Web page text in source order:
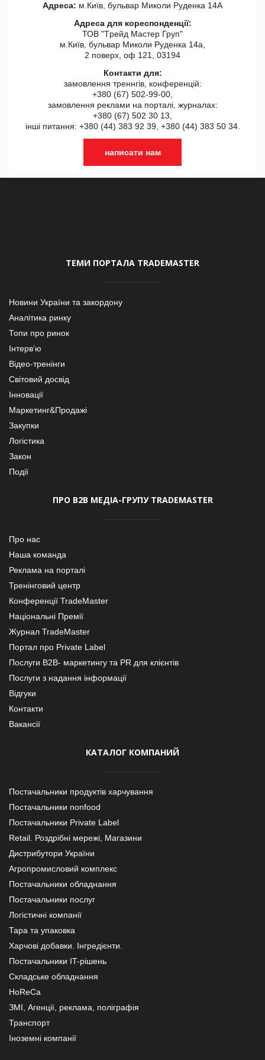
Адреса: м.Київ, бульвар Миколи Руденка 14А
Адреса для кореспонденції:
ТОВ "Tрейд Мастер Груп"
м.Київ, бульвар Миколи Руденка 14а,
2 поверх, оф 121, 03194
Контакти для:
замовлення треннгів, конференцій:
+380 (67) 502-99-00,
замовлення реклами на порталі, журналах:
+380 (67) 502 30 13,
інші питання: +380 (44) 383 92 39, +380 (44) 383 50 34.
написати нам
ТЕМИ ПОРТАЛА TRADEMASTER
Новини України та закордону
Аналітика ринку
Топи про ринок
Інтерв’ю
Відео-тренінги
Світовий досвід
Інновації
Маркетинг&Продажі
Закупки
Логістика
Закон
Події
ПРО В2В МЕДІА-ГРУПУ TRADEMASTER
Про нас
Наша команда
Реклама на порталі
Тренінговий центр
Конференції TradeMaster
Національні Премії
Журнал TradeMaster
Портал про Private Label
Послуги В2В- маркетингу та PR для клієнтів
Послуги з надання інформації
Відгуки
Контакти
Вакансії
КАТАЛОГ КОМПАНИЙ
Постачальники продуктів харчування
Постачальники nonfood
Постачальники Private Label
Retail. Роздрібні мережі, Магазини
Дистрибутори України
Агропромисловий комплекс
Постачальники обладнання
Постачальники послуг
Логістичні компанії
Тара та упаковка
Харчові добавки. Інгредієнти.
Постачальники IT-рішень
Складське обладнання
HoReCa
ЗМІ, Агенції, реклама, поліграфія
Транспорт
Іноземні компанії